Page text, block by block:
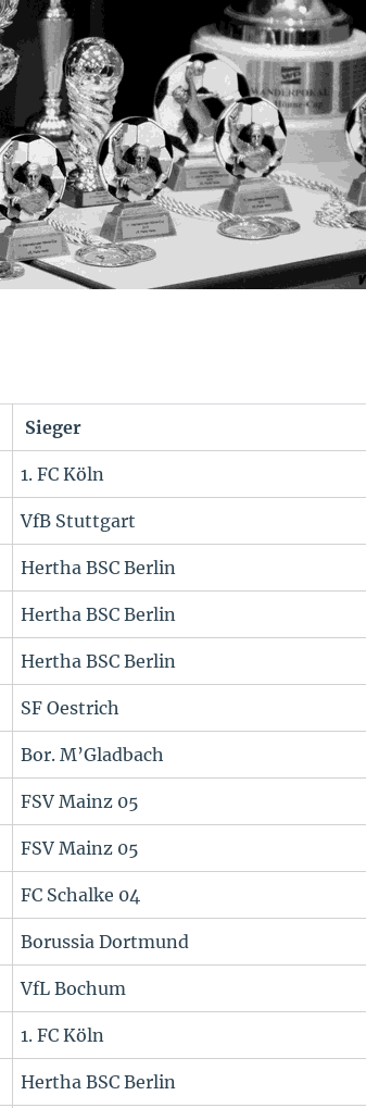
Sieger
1. FC Köln
VfB Stuttgart
Hertha BSC Berlin
Hertha BSC Berlin
Hertha BSC Berlin
SF Oestrich
Bor. M’Gladbach
FSV Mainz 05
FSV Mainz 05
FC Schalke 04
Borussia Dortmund
VfL Bochum
1. FC Köln
Hertha BSC Berlin